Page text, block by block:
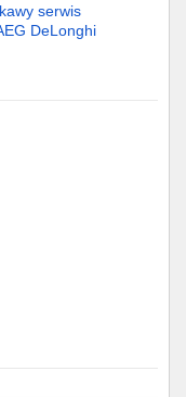
serwis
DeLonghi